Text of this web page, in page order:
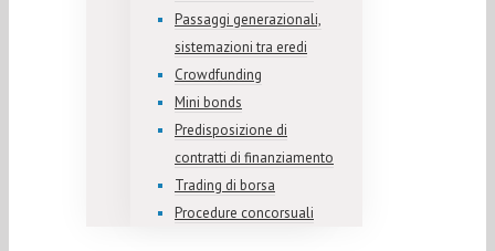
Passaggi generazionali,
sistemazioni tra eredi
Crowdfunding
Mini bonds
Predisposizione di
contratti di finanziamento
Trading di borsa
Procedure concorsuali